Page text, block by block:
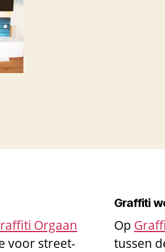
Orgaan
voor street-
Graffiti
Op
tussen